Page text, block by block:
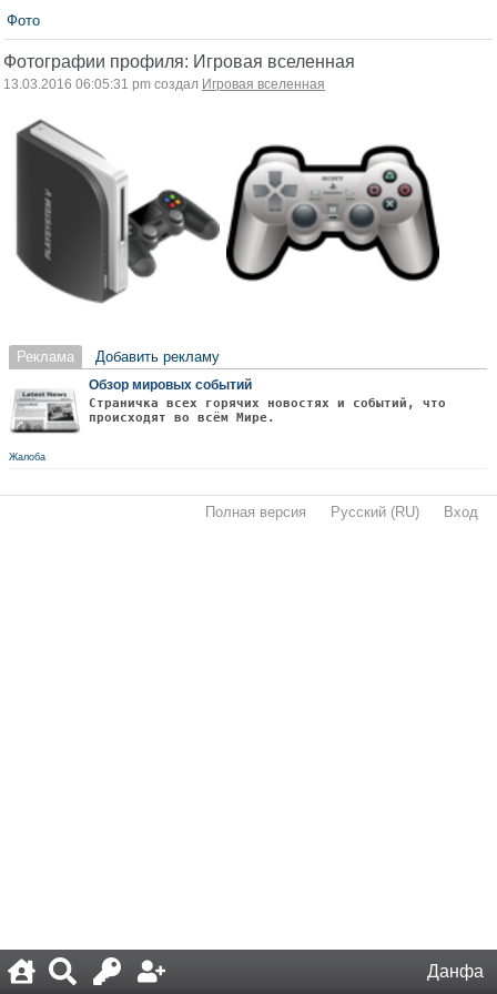
Данфа
Фото
Фотографии профиля: Игровая вселенная
13.03.2016 06:05:31 pm создал Игровая вселенная
Реклама Добавить рекламу
Обзор мировых событий
Страничка всех горячих новостях и событий, что
происходят во всём Мире.
Жалоба
Полная версия Русский (RU) Вход